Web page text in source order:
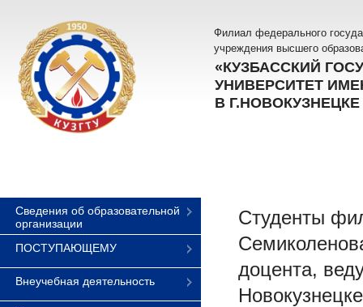
Филиал федерального
учреждения высшего
«КУЗБАССКИЙ
УНИВЕРСИТЕТ
В Г.НОВОКУЗНЕЦКЕ
Сведения об образовательной
организации
ПОСТУПАЮЩЕМУ
Внеучебная деятельность
Студенты
доцента,